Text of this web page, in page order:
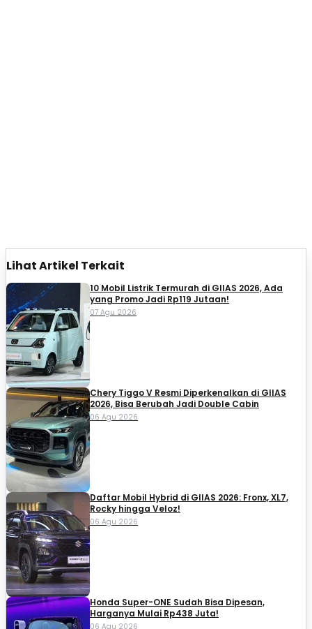
Lihat Artikel Terkait
10 Mobil Listrik Termurah di GIIAS 2026, Ada
yang Promo Jadi Rp119 Jutaan!
07 Agu 2026
Chery Tiggo V Resmi Diperkenalkan di GIIAS
2026, Bisa Berubah Jadi Double Cabin
06 Agu 2026
Daftar Mobil Hybrid di GIIAS 2026: Fronx, XL7,
Rocky hingga Veloz!
06 Agu 2026
Honda Super-ONE Sudah Bisa Dipesan,
Harganya Mulai Rp438 Juta!
06 Agu 2026